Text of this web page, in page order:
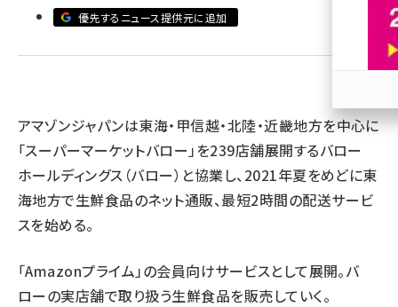
優先するニュース提供元に追加
アマゾンジャパンは東海・甲信越・北陸・近畿地方を中心に
「スーパーマーケットバロー」を239店舗展開するバロー
ホールディングス（バロー）と協業し、2021年夏をめどに東
海地方で生鮮食品のネット通販、最短2時間の配送サービ
スを始める。
「Amazonプライム」の会員向けサービスとして展開。バ
ローの実店舗で取り扱う生鮮食品を販売していく。
参